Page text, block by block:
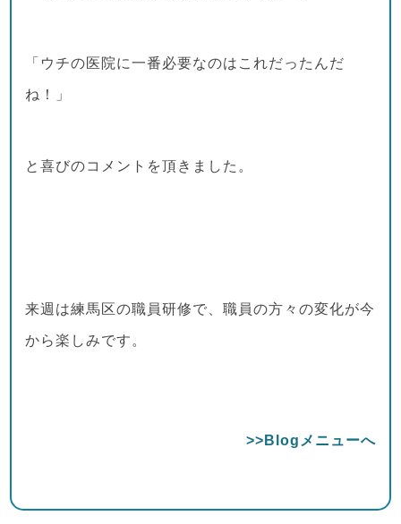
「ウチの医院に一番必要なのはこれだったんだ
ね！」
と喜びのコメントを頂きました。
来週は練馬区の職員研修で、職員の方々の変化が今
から楽しみです。
>>Blogメニューへ